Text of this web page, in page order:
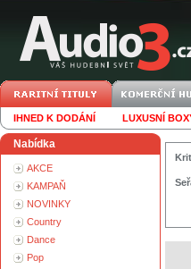
IHNED K DODÁNÍ LUXUSNÍ
Nabídka
AKCE
KAMPAŇ
NOVINKY
Country
Dance
Pop